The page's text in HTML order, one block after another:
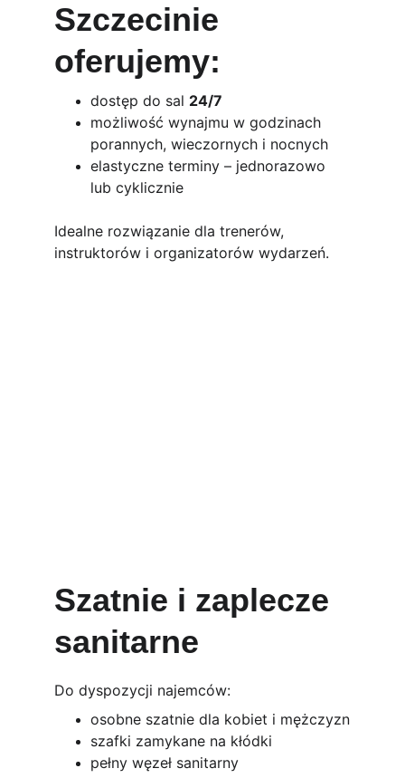
Szczecinie
oferujemy:
dostęp do sal 24/7
możliwość wynajmu w godzinach
porannych, wieczornych i nocnych
elastyczne terminy – jednorazowo
lub cyklicznie
Idealne rozwiązanie dla trenerów,
instruktorów i organizatorów wydarzeń.
Szatnie i zaplecze
sanitarne
Do dyspozycji najemców:
osobne szatnie dla kobiet i mężczyzn
szafki zamykane na kłódki
pełny węzeł sanitarny